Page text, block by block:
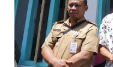
UMKM, karena
memberikan sosialisasi
yakin masyarakat
akrab dipanggil Gus